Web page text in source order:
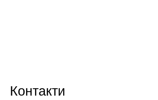
Контакти